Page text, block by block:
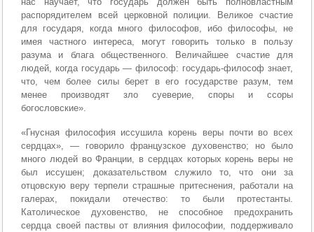
распорядителем всей церковной полиции. Великое счастие
для государя, когда много философов, ибо философы, не
имея частного интереса, могут говорить только в пользу
разума и блага общественного. Величайшее счастие для
людей, когда государь — философ: государь-философ знает,
что, чем более силы берет в его государстве разум, тем
менее производят зло суеверие, споры и ссоры
богословские».
«Гнусная философия иссушила корень веры почти во всех
сердцах», — говорило французское духовенство; но было
много людей во Франции, в сердцах которых корень веры не
был иссушен; доказательством служило то, что они за
отцовскую веру терпели страшные притеснения, работали на
галерах, покидали отечество: то были протестанты.
Католическое духовенство, не способное предохранить
сердца своей паствы от влияния философии, поддерживало